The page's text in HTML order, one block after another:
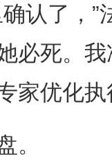
了，”
必死。
优化执